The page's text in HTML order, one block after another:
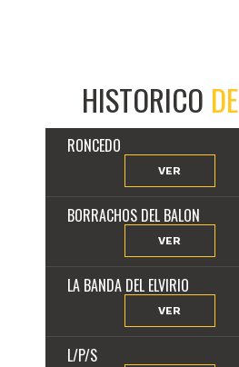
HISTORICO DE
RONCEDO
VER
BORRACHOS DEL BALON
VER
LA BANDA DEL ELVIRIO
VER
L/P/S